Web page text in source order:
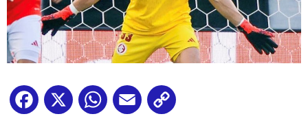
Facebook
X WhatsApp
Email